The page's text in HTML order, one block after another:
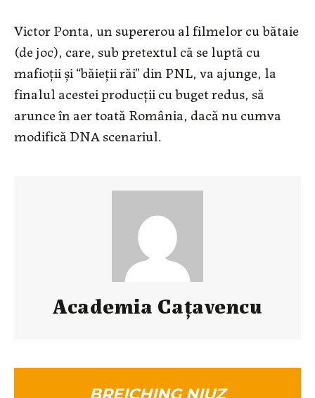
Victor Ponta, un supererou al filmelor cu bătaie
(de joc), care, sub pretextul că se luptă cu
mafioții și “băieții răi” din PNL, va ajunge, la
finalul acestei producții cu buget redus, să
arunce în aer toată România, dacă nu cumva
modifică DNA scenariul.
Academia Caţavencu